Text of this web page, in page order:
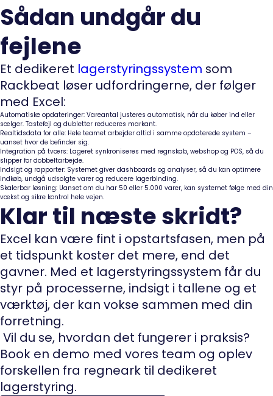
Sådan undgår du
fejlene
Et dedikeret lagerstyringssystem som
Rackbeat løser udfordringerne, der følger
med Excel:
Automatiske opdateringer: Vareantal justeres automatisk, når du køber ind eller
sælger. Tastefejl og dubletter reduceres markant.
Realtidsdata for alle: Hele teamet arbejder altid i samme opdaterede system –
uanset hvor de befinder sig.
Integration på tværs: Lageret synkroniseres med regnskab, webshop og POS, så du
slipper for dobbeltarbejde.
Indsigt og rapporter: Systemet giver dashboards og analyser, så du kan optimere
indkøb, undgå udsolgte varer og reducere lagerbinding.
Skalerbar løsning: Uanset om du har 50 eller 5.000 varer, kan systemet følge med din
vækst og sikre kontrol hele vejen.
Klar til næste skridt?
Excel kan være fint i opstartsfasen, men på
et tidspunkt koster det mere, end det
gavner. Med et lagerstyringssystem får du
styr på processerne, indsigt i tallene og et
værktøj, der kan vokse sammen med din
forretning.
Vil du se, hvordan det fungerer i praksis?
Book en demo med vores team og oplev
forskellen fra regneark til dedikeret
lagerstyring.